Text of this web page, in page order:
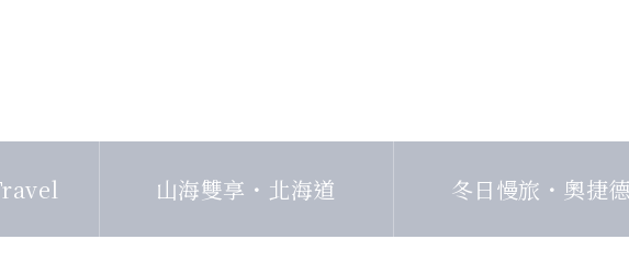
山海雙享・北海道 冬日慢旅・奧捷德